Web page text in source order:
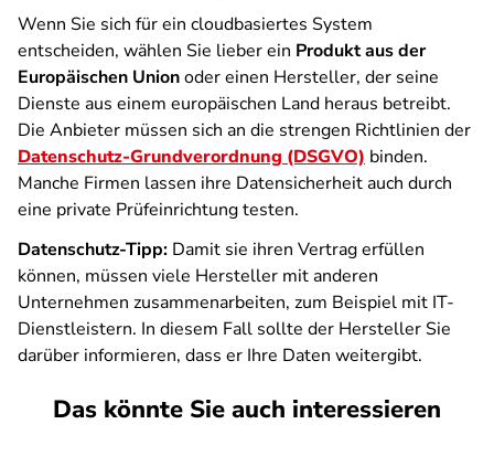
Wenn Sie sich für ein cloudbasiertes System
entscheiden, wählen Sie lieber ein Produkt aus der
Europäischen Unionoder einen Hersteller, der seine
Dienste aus einem europäischen Land heraus betreibt.
Die Anbieter müssen sich an die strengen Richtlinien der
Datenschutz-Grundverordnung (DSGVO) binden.
Manche Firmen lassen ihre Datensicherheit auch durch
eine private Prüfeinrichtung testen.
Datenschutz-Tipp: Damit sie ihren Vertrag erfüllen
können, müssen viele Hersteller mit anderen
Unternehmen zusammenarbeiten, zum Beispiel mit IT-
Dienstleistern. In diesem Fall sollte der Hersteller Sie
darüber informieren, dass er Ihre Daten weitergibt.
Das könnte Sie auch interessieren